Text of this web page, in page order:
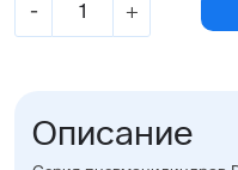
- +
Описание